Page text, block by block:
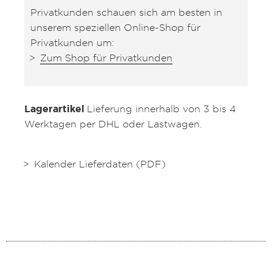
Privatkunden schauen sich am besten in
unserem speziellen Online-Shop für
Privatkunden um:
Zum Shop für Privatkunden
Lagerartikel Lieferung innerhalb von 3 bis 4
Werktagen per DHL oder Lastwagen.
Kalender Lieferdaten (PDF)